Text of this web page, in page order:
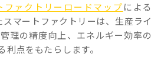
ァクトリーロードマップによる
マートファクトリーは、生産ライ
理の精度向上、エネルギー効率の
点をもたらします。